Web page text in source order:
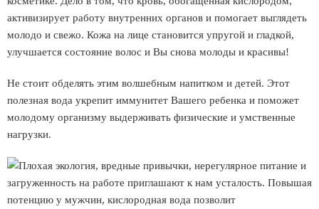
активизирует работу внутренних органов и помогает выглядеть
молодо и свежо. Кожа на лице становится упругой и гладкой,
улучшается состояние волос и Вы снова молоды и красивы!
Не стоит обделять этим волшебным напитком и детей. Этот
полезная вода укрепит иммунитет Вашего ребенка и поможет
молодому организму выдерживать физические и умственные
нагрузки.
Плохая экология, вредные привычки, нерегулярное питание и
загруженность на работе приглашают к нам усталость. Повышая
потенцию у мужчин, кислородная вода позволит